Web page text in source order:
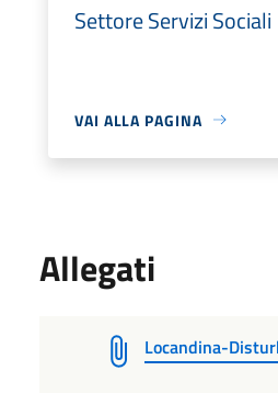
Settore Servizi Sociali
VAI ALLA PAGINA
Allegati
Locandina-